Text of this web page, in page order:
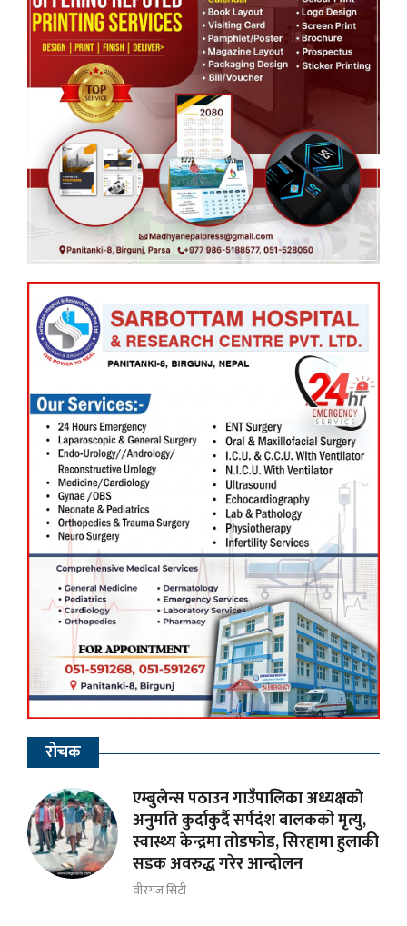
रोचक
एम्बुलेन्स पठाउन गाउँपालिका अध्यक्षकाे
अनुमति कुर्दाकुर्दै सर्पदंश बालकको मृत्यु,
स्वास्थ्य केन्द्रमा तोडफोड, सिरहामा हुलाकी
सडक अवरुद्ध गरेर आन्दोलन
वीरगंज सिटी